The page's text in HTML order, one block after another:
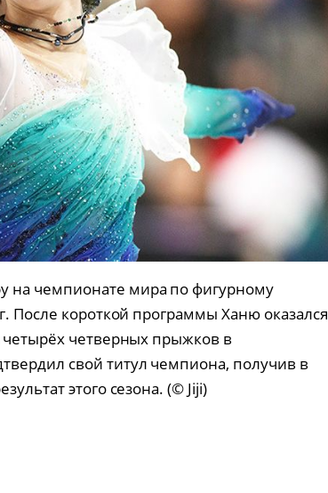
чемпионате мира по фигурному
После короткой программы Ханю оказался
четверных прыжков в
свой титул чемпиона, получив в
этого сезона. (© Jiji)